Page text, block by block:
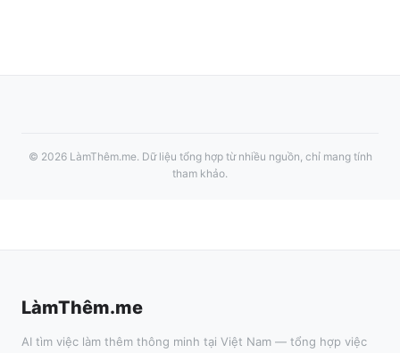
© 2026 LàmThêm.me. Dữ liệu tổng hợp từ nhiều nguồn, chỉ mang tính
tham khảo.
LàmThêm.me
AI tìm việc làm thêm thông minh tại Việt Nam — tổng hợp việc